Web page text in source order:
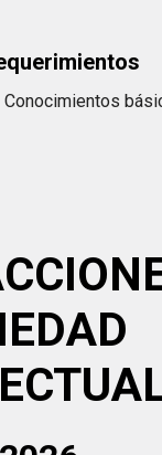
Conocimientos